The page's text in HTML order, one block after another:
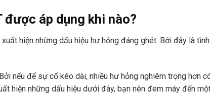
áp dụng khi nào?
hiện những dấu hiệu hư hỏng đáng ghét. Bởi đây là
nếu để sự cố kéo dài, nhiều hư hỏng nghiêm trọng hơn
hiện những dấu hiệu dưới đây, bạn nên đem máy đến